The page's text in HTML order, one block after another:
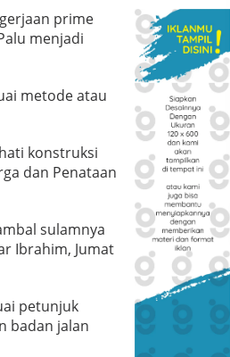
prime
menjadi
metode atau
konstruksi
dan Penataan
sulamnya
Ibrahim, Jumat
petunjuk
badan jalan